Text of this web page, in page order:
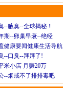
--腋臭--全球揭秘！
期--卵巢早衰--绝经
健康要闻健康生活导航
--口臭--拜拜了!
米小店 月赚20万
--烟戒不了排排毒吧